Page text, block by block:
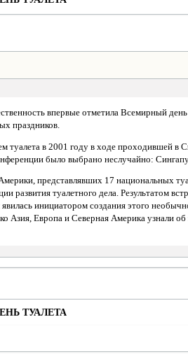
впервые отметила Всемирный
праздников.
туалета в 2001 году в ходе проходившей
было выбрано неслучайно:
представлявших 17 национальных
развития туалетного дела. Результатом
инициатором создания этого
Азия, Европа и Северная Америка узнали об
ТУАЛЕТА